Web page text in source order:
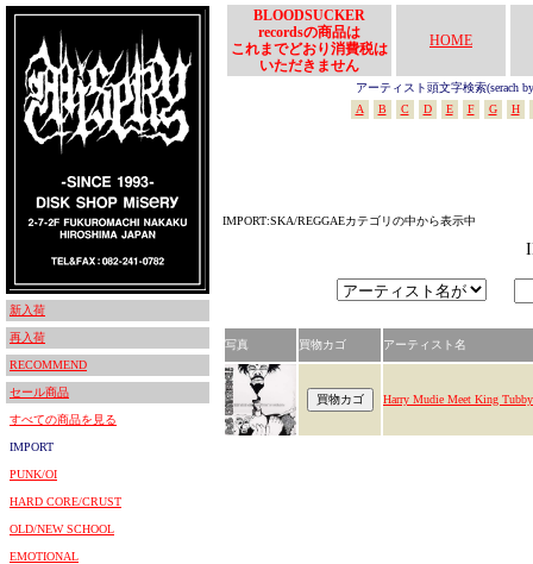
新入荷
再入荷
RECOMMEND
セール商品
すべての商品を見る
IMPORT
PUNK/OI
HARD CORE/CRUST
OLD/NEW SCHOOL
EMOTIONAL
BLOODSUCKER
recordsの商品は
これまでどおり消費税は
いただきません
HOME
アーティスト頭文字検索(serach
A
B C D E F G H
IMPORT:SKA/REGGAEカテゴリの中から表示中
写真 買物カゴ アーティスト名
Harry Mudie Meet King Tubby